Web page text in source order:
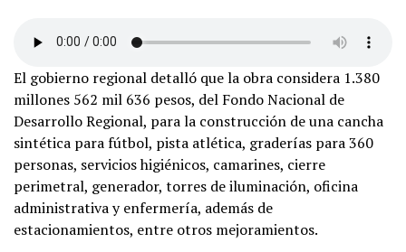
El gobierno regional detalló que la obra considera 1.380
millones 562 mil 636 pesos, del Fondo Nacional de
Desarrollo Regional, para la construcción de una cancha
sintética para fútbol, pista atlética, graderías para 360
personas, servicios higiénicos, camarines, cierre
perimetral, generador, torres de iluminación, oficina
administrativa y enfermería, además de
estacionamientos, entre otros mejoramientos.